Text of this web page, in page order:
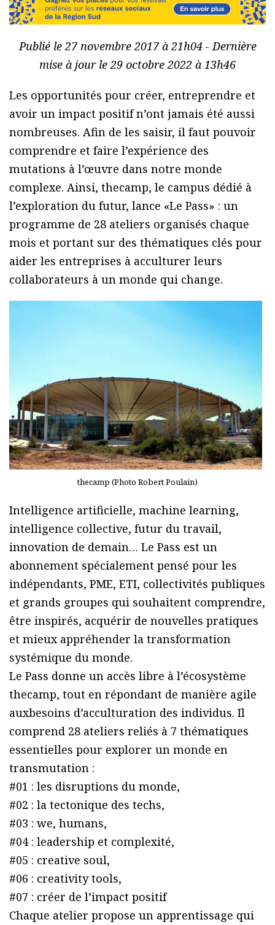
Publié le 27 novembre 2017 à 21h04 - Dernière
mise à jour le 29 octobre 2022 à 13h46
Les opportunités pour créer, entreprendre et
avoir un impact positif n’ont jamais été aussi
nombreuses. Afin de les saisir, il faut pouvoir
comprendre et faire l’expérience des
mutations à l’œuvre dans notre monde
complexe. Ainsi, thecamp, le campus dédié à
l’exploration du futur, lance «Le Pass» : un
programme de 28 ateliers organisés chaque
mois et portant sur des thématiques clés pour
aider les entreprises à acculturer leurs
collaborateurs à un monde qui change.
thecamp (Photo Robert Poulain)
Intelligence artificielle, machine learning,
intelligence collective, futur du travail,
innovation de demain… Le Pass est un
abonnement spécialement pensé pour les
indépendants, PME, ETI, collectivités publiques
et grands groupes qui souhaitent comprendre,
être inspirés, acquérir de nouvelles pratiques
et mieux appréhender la transformation
systémique du monde.
Le Pass donne un accès libre à l’écosystème
thecamp, tout en répondant de manière agile
auxbesoins d’acculturation des individus. Il
comprend 28 ateliers reliés à 7 thématiques
essentielles pour explorer un monde en
transmutation :
#01 : les disruptions du monde,
#02 : la tectonique des techs,
#03 : we, humans,
#04 : leadership et complexité,
#05 : creative soul,
#06 : creativity tools,
#07 : créer de l’impact positif
Chaque atelier propose un apprentissage qui